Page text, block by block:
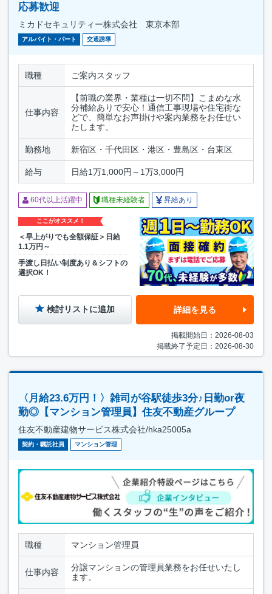
応募歓迎
ミカドセキュリティー株式会社 東京本部
アルバイト・パート 交通誘導
職種 ご案内スタッフ
仕事内容
【前職の業界・業種は一切不問】こまめな水
分補給ありで安心！通信工事現場や住宅街な
どで、簡単なお声掛けや案内業務をお任せい
たします。
勤務地 新宿区・千代田区・港区・豊島区・台東区
給与 日給1万1,000円～1万3,000円
60代以上活躍中 職種未経験者 昇給あり
ここがオススメ！
＜早上がりでも全額保証＞日給
1.1万円～
手渡し日払い制度あり＆シフトの
選択OK！
検討リストに追加 詳細を見る
掲載開始日：2026-08-03
掲載終了予定日：2026-08-30
〈月給23.6万円！〉雑司が谷駅徒歩3分♪日勤or夜
勤◎【マンション管理員】住友不動産グループ
住友不動産建物サービス株式会社/hka25005a
契約・嘱託社員 マンション管理
職種 マンション管理員
仕事内容
分譲マンションの管理員業務をお任せいたし
ます。